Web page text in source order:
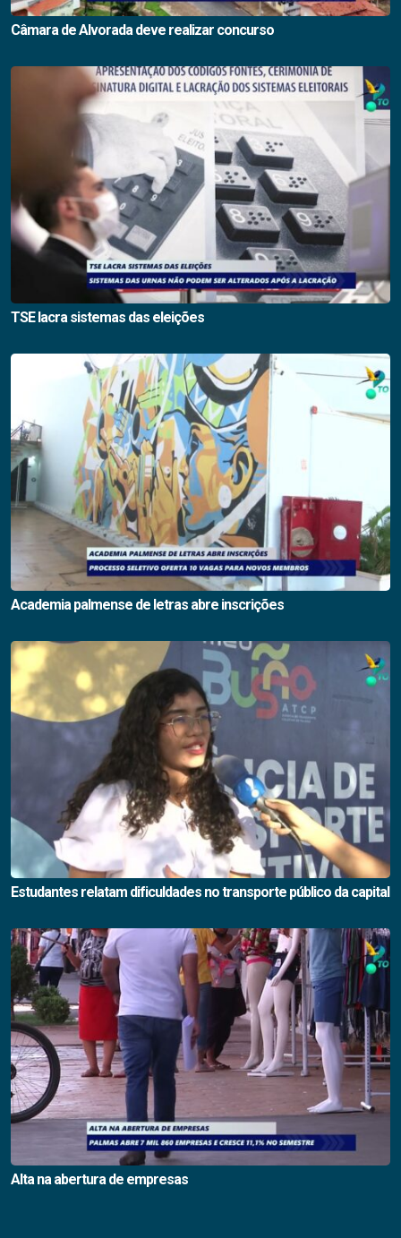
Câmara de Alvorada deve realizar concurso
TSE lacra sistemas das eleições
Academia palmense de letras abre inscrições
Estudantes relatam dificuldades no transporte público da capital
Alta na abertura de empresas